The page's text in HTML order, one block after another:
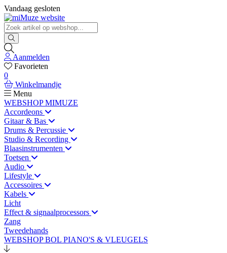
Vandaag gesloten
Aanmelden
Favorieten
0
Winkelmandje
Menu
WEBSHOP MIMUZE
Accordeons
Gitaar & Bas
Drums & Percussie
Studio & Recording
Blaasinstrumenten
Toetsen
Audio
Lifestyle
Accessoires
Kabels
Licht
Effect & signaalprocessors
Zang
Tweedehands
WEBSHOP BOL PIANO'S & VLEUGELS